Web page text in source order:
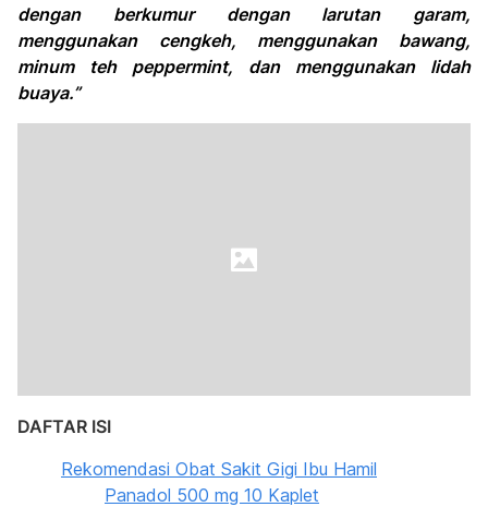
dengan berkumur dengan larutan garam,
menggunakan cengkeh, menggunakan bawang,
minum teh peppermint, dan menggunakan lidah
buaya.”
DAFTAR ISI
Rekomendasi Obat Sakit Gigi Ibu Hamil
Panadol 500 mg 10 Kaplet